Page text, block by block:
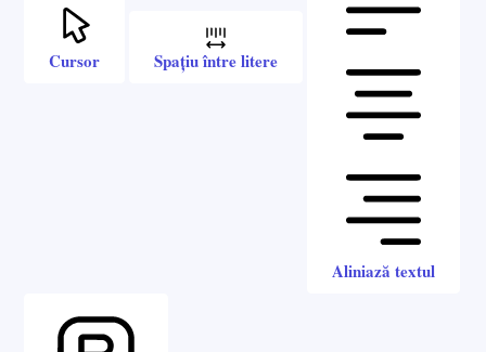
Cursor Spațiu între litere
Aliniază textul